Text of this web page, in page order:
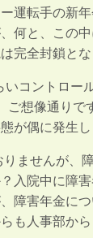
運転手の新
何と、この
完全封鎖とな
いコントロー
ご想像通りで
が偶に発生し
ませんが、
入院中に障
障害年金に
も人事部か